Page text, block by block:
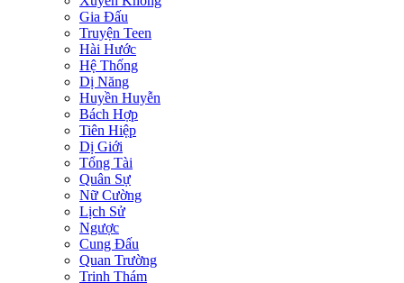
Gia Đấu
Truyện Teen
Hài Hước
Hệ Thống
Dị Năng
Huyền Huyễn
Bách Hợp
Tiên Hiệp
Dị Giới
Tổng Tài
Quân Sự
Nữ Cường
Lịch Sử
Ngược
Cung Đấu
Quan Trường
Trinh Thám